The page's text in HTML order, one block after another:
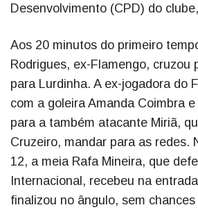
Desenvolvimento (CPD) do
Aos 20 minutos do primeiro
Rodrigues, ex-Flamengo, cruzou
para Lurdinha. A ex-jogadora do
com a goleira Amanda Coimbra
para a também atacante Miriã,
Cruzeiro, mandar para as redes.
12, a meia Rafa Mineira, que
Internacional, recebeu na
finalizou no ângulo, sem